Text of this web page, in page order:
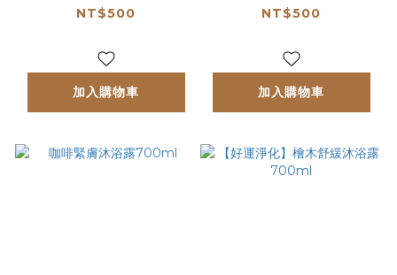
NT$500
加入購物車
NT$500
加入購物車